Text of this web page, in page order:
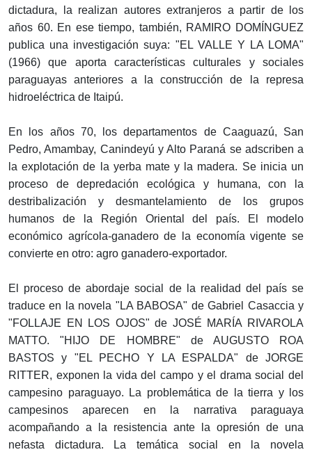
dictadura, la realizan autores extranjeros a partir de los
años 60. En ese tiempo, también, RAMIRO DOMÍNGUEZ
publica una investigación suya: "EL VALLE Y LA LOMA"
(1966) que aporta características culturales y sociales
paraguayas anteriores a la construcción de la represa
hidroeléctrica de Itaipú.
En los años 70, los departamentos de Caaguazú, San
Pedro, Amambay, Canindeyú y Alto Paraná se adscriben a
la explotación de la yerba mate y la madera. Se inicia un
proceso de depredación ecológica y humana, con la
destribalización y desmantelamiento de los grupos
humanos de la Región Oriental del país. El modelo
económico agrícola-ganadero de la economía vigente se
convierte en otro: agro ganadero-exportador.
El proceso de abordaje social de la realidad del país se
traduce en la novela "LA BABOSA" de Gabriel Casaccia y
"FOLLAJE EN LOS OJOS" de JOSÉ MARÍA RIVAROLA
MATTO. "HIJO DE HOMBRE" de AUGUSTO ROA
BASTOS y "EL PECHO Y LA ESPALDA" de JORGE
RITTER, exponen la vida del campo y el drama social del
campesino paraguayo. La problemática de la tierra y los
campesinos aparecen en la narrativa paraguaya
acompañando a la resistencia ante la opresión de una
nefasta dictadura. La temática social en la novela